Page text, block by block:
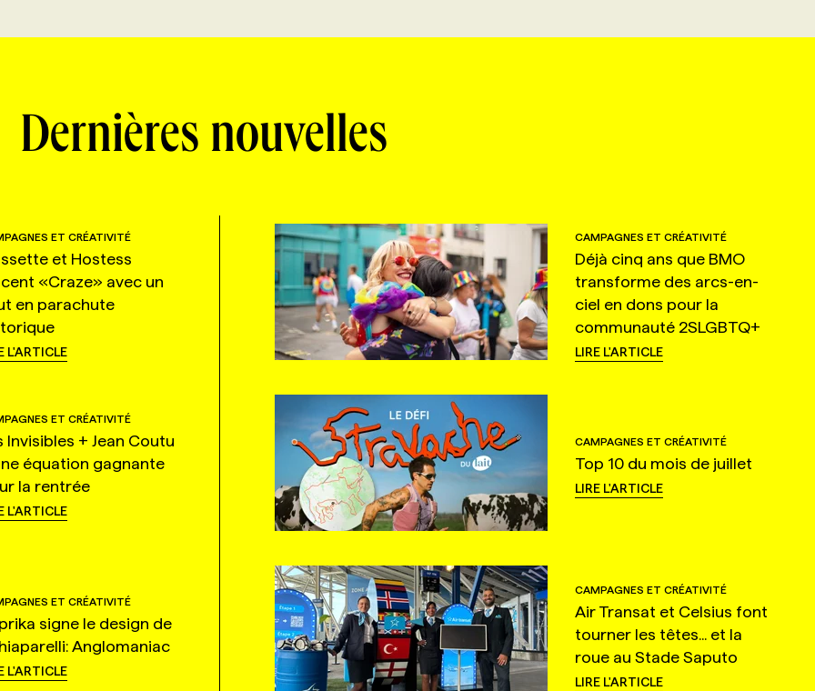
Dernières nouvelles
ET CRÉATIVITÉ
et Hostess
«Craze» avec un
en parachute
L'ARTICLE
CAMPAGNES ET CRÉATIVITÉ
Déjà cinq ans que BMO
transforme des arcs-en-
ciel en dons pour la
communauté 2SLGBTQ+
LIRE L'ARTICLE
ET CRÉATIVITÉ
Invisibles + Jean Coutu
équation gagnante
la rentrée
L'ARTICLE
CAMPAGNES ET CRÉATIVITÉ
Top 10 du mois de juillet
LIRE L'ARTICLE
ET CRÉATIVITÉ
signe le design de
Anglomaniac
L'ARTICLE
CAMPAGNES ET CRÉATIVITÉ
Air Transat et Celsius font
tourner les têtes... et la
roue au Stade Saputo
LIRE L'ARTICLE